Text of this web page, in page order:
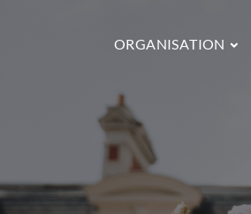
ORGANISATION